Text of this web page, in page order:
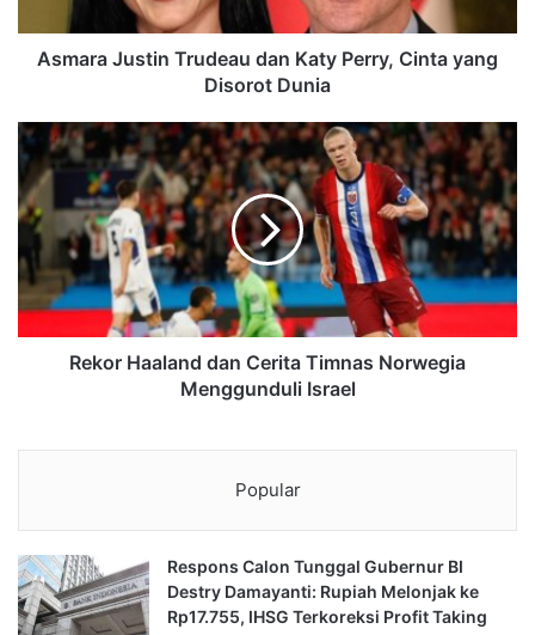
Asmara Justin Trudeau dan Katy Perry, Cinta yang
Disorot Dunia
Rekor Haaland dan Cerita Timnas Norwegia
Menggunduli Israel
Popular
Respons Calon Tunggal Gubernur BI
Destry Damayanti: Rupiah Melonjak ke
Rp17.755, IHSG Terkoreksi Profit Taking